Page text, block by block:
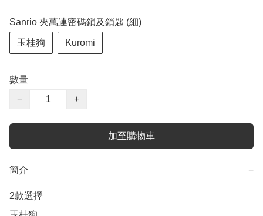
Sanrio 夾萬連密碼鎖及鎖匙 (細)
玉桂狗 Kuromi
數量
−
+
加至購物車
簡介 −
2款選擇